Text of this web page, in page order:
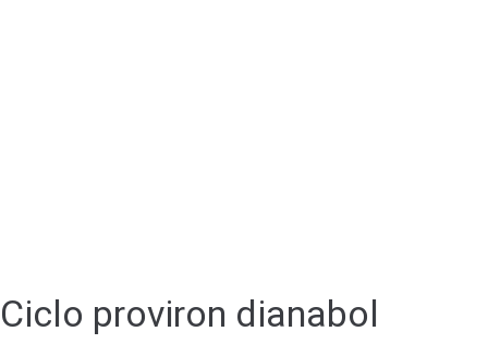
Ciclo proviron dianabol